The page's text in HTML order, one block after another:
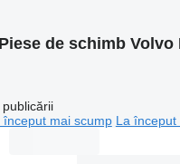
Piese de schimb
publicării
început mai scump La început